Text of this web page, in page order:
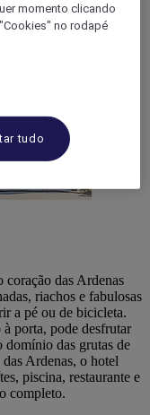
coração das Ardenas
riachos e fabulosas
a pé ou de bicicleta.
porta, pode desfrutar
domínio das grutas de
Ardenas, o hotel
piscina, restaurante e
completo.
momento clicando
no rodapé
tudo